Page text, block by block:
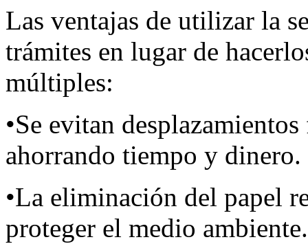
Las ventajas de utilizar la
trámites en lugar de
múltiples:
•Se evitan
ahorrando tiempo y dinero.
•La eliminación del papel
proteger el medio ambiente.